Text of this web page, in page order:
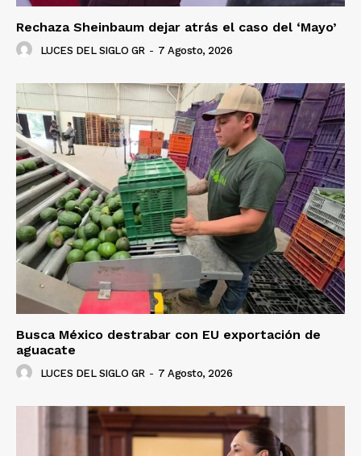
Rechaza Sheinbaum dejar atrás el caso del ‘Mayo’
LUCES DEL SIGLO GR - 7 Agosto, 2026
Busca México destrabar con EU exportación de
aguacate
LUCES DEL SIGLO GR - 7 Agosto, 2026